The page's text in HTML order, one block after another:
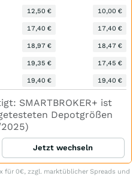
12,50 € 10,00 €
17,40 € 17,40 €
18,97 € 18,47 €
19,35 € 17,45 €
19,40 € 19,40 €
SMARTBROKER+ ist
Depotgrößen
Jetzt wechseln
für 0€, zzgl. marktüblicher Spreads und